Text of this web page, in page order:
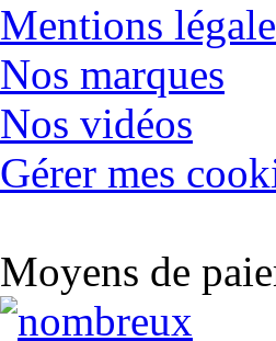
Mentions
Nos marques
Nos vidéos
Gérer mes
Moyens de